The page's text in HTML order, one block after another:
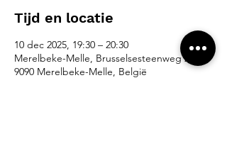
Tijd en locatie
10 dec 2025, 19:30 – 20:30
Merelbeke-Melle, Brusselsesteenweg 265,
9090 Merelbeke-Melle, België